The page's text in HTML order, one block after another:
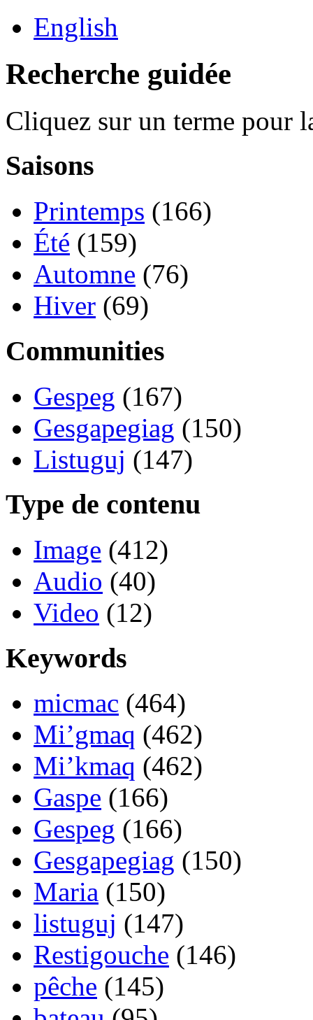
English
Recherche guidée
Cliquez sur un terme pour
Saisons
Printemps (166)
Été (159)
Automne (76)
Hiver (69)
Communities
Gespeg (167)
Gesgapegiag (150)
Listuguj (147)
Type de contenu
Image (412)
Audio (40)
Video (12)
Keywords
micmac (464)
Mi’gmaq (462)
Mi’kmaq (462)
Gaspe (166)
Gespeg (166)
Gesgapegiag (150)
Maria (150)
listuguj (147)
Restigouche (146)
pêche (145)